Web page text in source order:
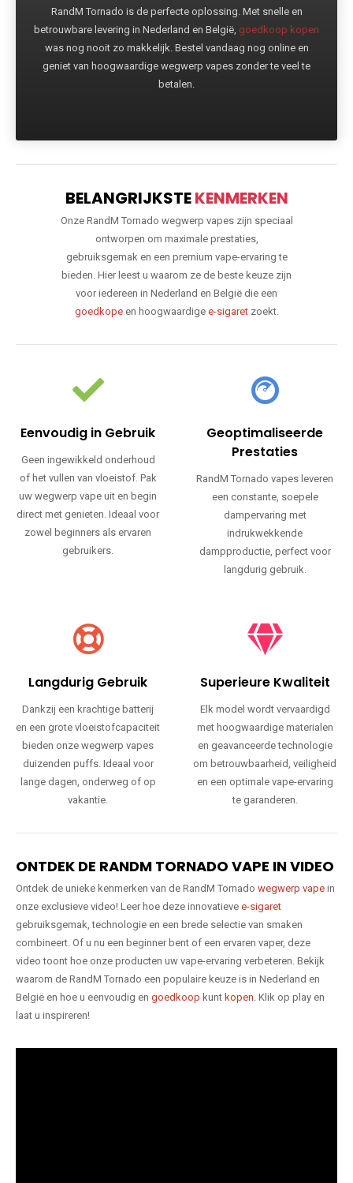
RandM Tornado is de perfecte oplossing. Met snelle en
betrouwbare levering in Nederland en België, goedkoop kopen
was nog nooit zo makkelijk. Bestel vandaag nog online en
geniet van hoogwaardige wegwerp vapes zonder te veel te
betalen.
BELANGRIJKSTEKENMERKEN
Onze RandM Tornado wegwerp vapes zijn speciaal
ontworpen om maximale prestaties,
gebruiksgemak en een premium vape-ervaring te
bieden. Hier leest u waarom ze de beste keuze zijn
voor iedereen in Nederland en België die een
goedkopeen hoogwaardige e-sigaretzoekt.
Eenvoudig in Gebruik
Geen ingewikkeld onderhoud
of het vullen van vloeistof. Pak
uw wegwerp vape uit en begin
direct met genieten. Ideaal voor
zowel beginners als ervaren
gebruikers.
Geoptimaliseerde
Prestaties
RandM Tornado vapes leveren
een constante, soepele
dampervaring met
indrukwekkende
dampproductie, perfect voor
langdurig gebruik.
Langdurig Gebruik
Dankzij een krachtige batterij
en een grote vloeistofcapaciteit
bieden onze wegwerp vapes
duizenden puffs. Ideaal voor
lange dagen, onderweg of op
vakantie.
Superieure Kwaliteit
Elk model wordt vervaardigd
met hoogwaardige materialen
en geavanceerde technologie
om betrouwbaarheid, veiligheid
en een optimale vape-ervaring
te garanderen.
ONTDEK DE RANDM TORNADO VAPE IN VIDEO
Ontdek de unieke kenmerken van de RandM Tornado wegwerp vape in
onze exclusieve video! Leer hoe deze innovatieve e-sigaret
gebruiksgemak, technologie en een brede selectie van smaken
combineert. Of u nu een beginner bent of een ervaren vaper, deze
video toont hoe onze producten uw vape-ervaring verbeteren. Bekijk
waarom de RandM Tornado een populaire keuze is in Nederland en
België en hoe u eenvoudig en goedkoop kunt kopen. Klik op play en
laat u inspireren!